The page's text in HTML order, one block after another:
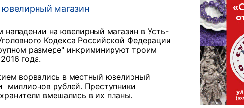
ювелирный магазин
нападении на ювелирный магазин в Усть-
Кодекса Российской Федерации
размере" инкриминируют троим
года.
ворвались в местный ювелирный
миллионов рублей. Преступники
вмешались в их планы.